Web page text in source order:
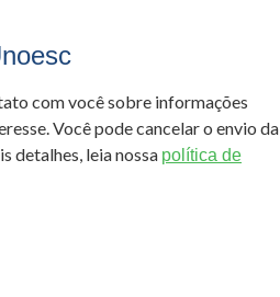
com você sobre informações
Você pode cancelar o envio da
detalhes, leia nossa política de